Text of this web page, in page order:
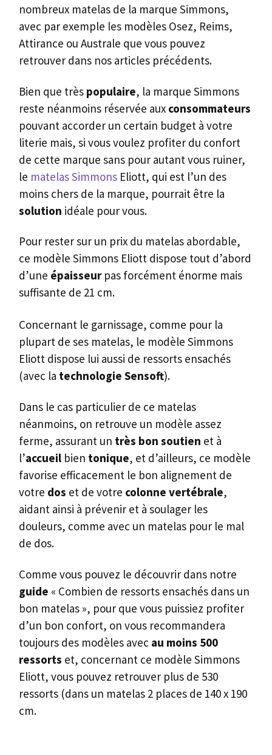
nombreux matelas de la marque Simmons,
avec par exemple les modèles Osez, Reims,
Attirance ou Australe que vous pouvez
retrouver dans nos articles précédents.
Bien que très populaire, la marque Simmons
reste néanmoins réservée aux consommateurs
pouvant accorder un certain budget à votre
literie mais, si vous voulez profiter du confort
de cette marque sans pour autant vous ruiner,
le matelas Simmons Eliott, qui est l’un des
moins chers de la marque, pourrait être la
solution idéale pour vous.
Pour rester sur un prix du matelas abordable,
ce modèle Simmons Eliott dispose tout d’abord
d’une épaisseur pas forcément énorme mais
suffisante de 21 cm.
Concernant le garnissage, comme pour la
plupart de ses matelas, le modèle Simmons
Eliott dispose lui aussi de ressorts ensachés
(avec la technologie Sensoft).
Dans le cas particulier de ce matelas
néanmoins, on retrouve un modèle assez
ferme, assurant un très bon soutien et à
l’accueil bien tonique, et d’ailleurs, ce modèle
favorise efficacement le bon alignement de
votre dos et de votre colonne vertébrale,
aidant ainsi à prévenir et à soulager les
douleurs, comme avec un matelas pour le mal
de dos.
Comme vous pouvez le découvrir dans notre
guide « Combien de ressorts ensachés dans un
bon matelas », pour que vous puissiez profiter
d’un bon confort, on vous recommandera
toujours des modèles avec au moins 500
ressorts et, concernant ce modèle Simmons
Eliott, vous pouvez retrouver plus de 530
ressorts (dans un matelas 2 places de 140 x 190
cm.